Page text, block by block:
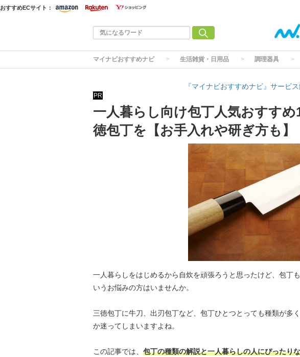
おすすめECサイト：
マイナビおすすめナビ 生活雑貨・日用品 調理器具
『マイナビおすすめナビ』サービ
PR
一人暮らし向け包丁人気おすす
徳包丁を【お手入れや研ぎ方も】
一人暮らしをはじめるから自炊を頑張ろうと思ったけど、包
いうお悩みの方はいませんか。
三徳包丁に牛刀、出刃包丁など、包丁ひとつとっても種類が多
か迷ってしまいますよね。
この記事では、 包丁の種類の解説と一人暮らしの人にぴったり